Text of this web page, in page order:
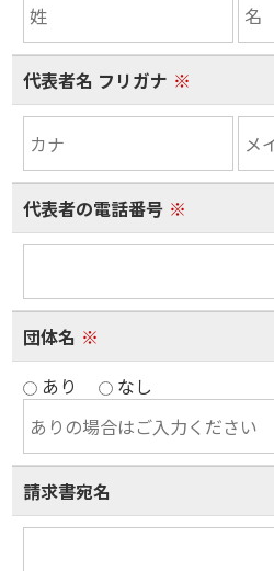
代表者名 フリガナ ※
代表者の電話番号 ※
団体名 ※
あり
なし
請求書宛名